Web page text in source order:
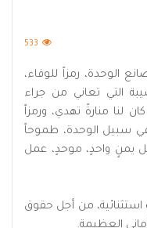
533
الوحدة، رمزاً للوفاء،
التي تعاني من جراء
كان لنا منارةً تهدي، ورمزاً
سبيل الوحدة، طموحاً
يمنٍ واحدٍ، موحدٍ، عمل
من أجل حقوق
العظيمة.